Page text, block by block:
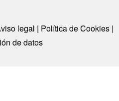
legal | Política de Cookies |
de datos